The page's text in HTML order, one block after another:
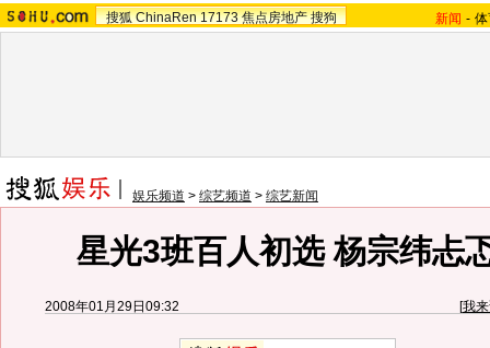
搜狐 ChinaRen 17173 焦点房地产 搜狗 新闻 -
娱乐频道 > 综艺频道 > 综艺新闻
星光3班百人初选 杨宗纬忐
2008年01月29日09:32 [我